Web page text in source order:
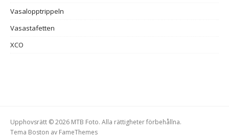
Vasalopptrippeln
Vasastafetten
XCO
Upphovsrätt © 2026 MTB Foto. Alla rättigheter förbehållna.
Tema Boston av FameThemes